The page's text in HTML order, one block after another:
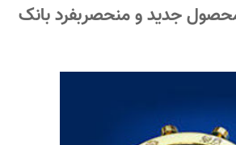
جدید و منحصربفرد بانک